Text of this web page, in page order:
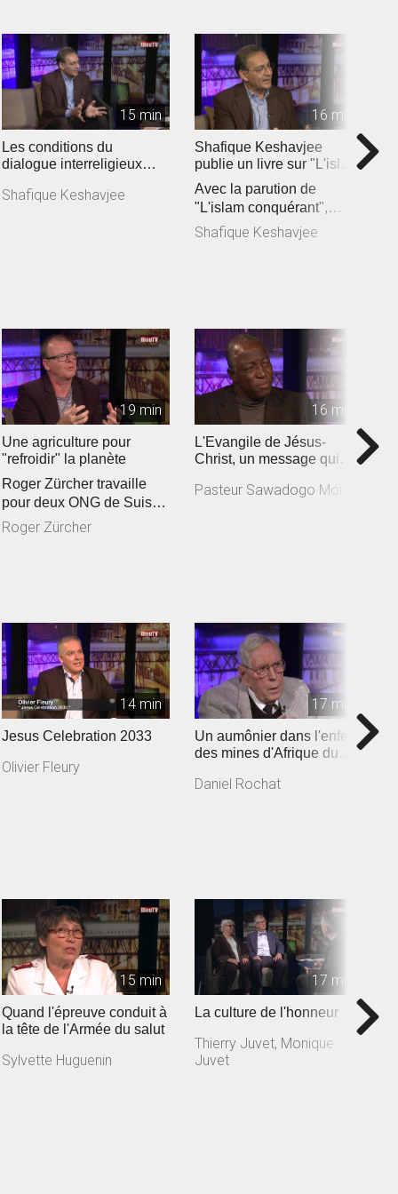
15 min
Les conditions du
dialogue interreligieux
Shafique Keshavjee
16 min
Shafique Keshavjee
publie un livre sur "L'islam
conquérant" (2019)
Avec la parution de
"L'islam conquérant",
Shafique Keshavjee lance
un cri d’a...
Shafique Keshavjee
19 min
Une agriculture pour
"refroidir" la planète
Roger Zürcher travaille
pour deux ONG de Suisse
romande engagées
auprès des a...
Roger Zürcher
16 min
L'Evangile de Jésus-
Christ, un message qui
Pasteur Sawadogo Moïse
14 min
Jesus Celebration 2033
Olivier Fleury
17 min
Un aumônier dans l'enfer
des mines d'Afrique du
Daniel Rochat
15 min
Quand l'épreuve conduit à
la tête de l'Armée du salut
Sylvette Huguenin
17 min
La culture de l'honneur
Thierry Juvet, Monique
Juvet